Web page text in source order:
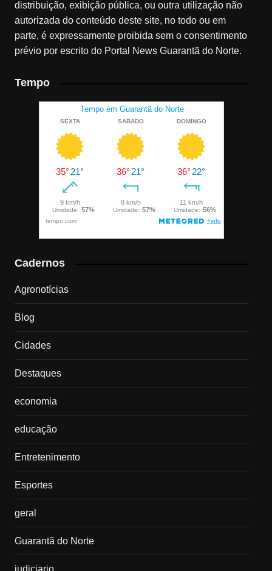
distribuição, exibição pública, ou outra utilização não
autorizada do conteúdo deste site, no todo ou em
parte, é expressamente proibida sem o consentimento
prévio por escrito do Portal News Guarantã do Norte.
Tempo
Cadernos
Agronotícias
Blog
Cidades
Destaques
economia
educação
Entretenimento
Esportes
geral
Guarantã do Norte